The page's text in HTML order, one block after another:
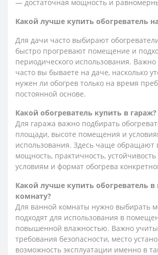
— достаточная мощность и
Какой лучше купить обогреватель
Для дачи часто выбирают
быстро прогревают помещение и
периодического использования. Важно
часто вы бываете на даче, насколько
нужен ли обогрев только на время
постоянной основе.
Какой обогреватель купить в гараж?
Для гаража важно подбирать
площади, высоте помещения и
использования. Здесь чаще обращают
мощность, практичность,
условиям и формат обогрева
Какой лучше купить обогреватель в
комнату?
Для ванной комнаты нужно выбирать
подходят для использования в
повышенной влажностью. Важно
требования безопасности, место
возможность эксплуатации именно в